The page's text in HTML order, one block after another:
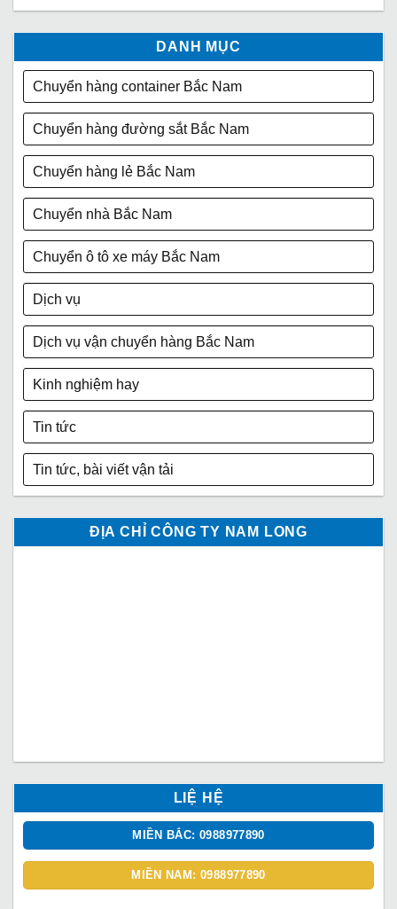
DANH MỤC
Chuyển hàng container Bắc Nam
Chuyển hàng đường sắt Bắc Nam
Chuyển hàng lẻ Bắc Nam
Chuyển nhà Bắc Nam
Chuyển ô tô xe máy Bắc Nam
Dịch vụ
Dịch vụ vận chuyển hàng Bắc Nam
Kinh nghiệm hay
Tin tức
Tin tức, bài viết vận tải
ĐỊA CHỈ CÔNG TY NAM LONG
LIỆ HỆ
MIỀN BẮC: 0988977890
MIỀN NAM: 0988977890